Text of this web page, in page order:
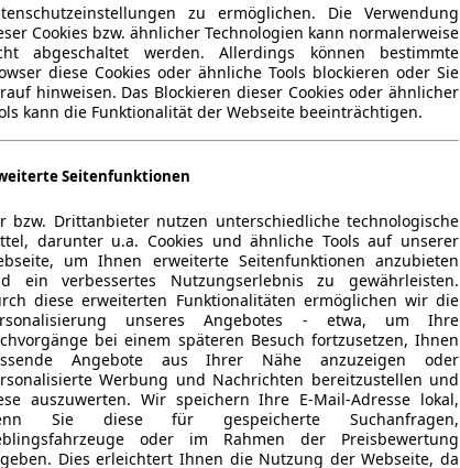
zu ermöglichen. Die Verwendung
Cookies bzw. ähnlicher Technologien kann normalerweise
abgeschaltet werden. Allerdings können bestimmte
diese Cookies oder ähnliche Tools blockieren oder Sie
hinweisen. Das Blockieren dieser Cookies oder ähnlicher
kann die Funktionalität der Webseite beeinträchtigen.
Seitenfunktionen
bzw. Drittanbieter nutzen unterschiedliche technologische
darunter u.a. Cookies und ähnliche Tools auf unserer
um Ihnen erweiterte Seitenfunktionen anzubieten
ein verbessertes Nutzungserlebnis zu gewährleisten.
diese erweiterten Funktionalitäten ermöglichen wir die
unseres Angebotes - etwa, um Ihre
bei einem späteren Besuch fortzusetzen, Ihnen
Angebote aus Ihrer Nähe anzuzeigen oder
Werbung und Nachrichten bereitzustellen und
auszuwerten. Wir speichern Ihre E-Mail-Adresse lokal,
Sie diese für gespeicherte Suchanfragen,
oder im Rahmen der Preisbewertung
Dies erleichtert Ihnen die Nutzung der Webseite, da